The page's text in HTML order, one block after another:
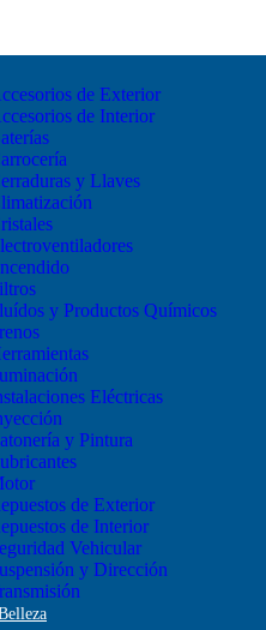
de Exterior
de Interior
y Llaves
y Productos Químicos
Eléctricas
y Pintura
de Exterior
de Interior
Vehicular
y Dirección